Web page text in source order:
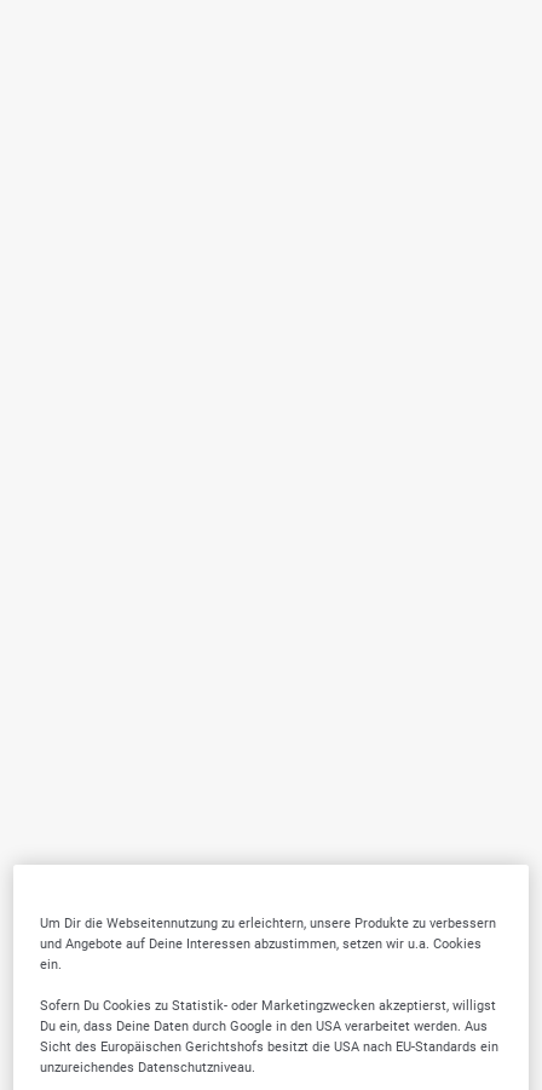
Um Dir die Webseitennutzung zu erleichtern, unsere Produkte zu verbessern
und Angebote auf Deine Interessen abzustimmen, setzen wir u.a. Cookies
ein.
Sofern Du Cookies zu Statistik- oder Marketingzwecken akzeptierst, willigst
Du ein, dass Deine Daten durch Google in den USA verarbeitet werden. Aus
Sicht des Europäischen Gerichtshofs besitzt die USA nach EU-Standards ein
unzureichendes Datenschutzniveau.